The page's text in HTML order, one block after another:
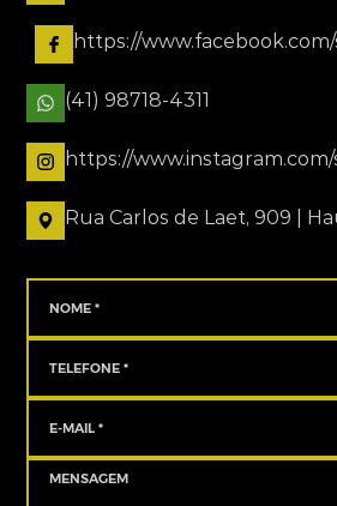
https://
(41) 98718-4311
https://
Rua Carlos de Laet, 909 |